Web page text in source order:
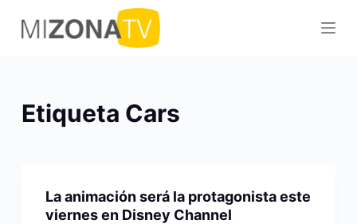
S
a
aEtiqueta Cars
La animación será la protagonista este
viernes en Disney Channel